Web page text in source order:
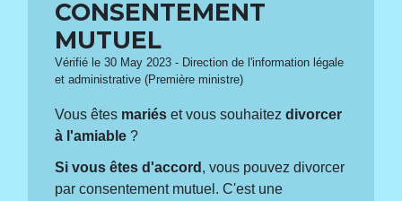
CONSENTEMENT
MUTUEL
Vérifié le 30 May 2023 - Direction de l'information légale
et administrative (Première ministre)
Vous êtes mariés et vous souhaitezdivorcer
à l'amiable ?
Si vous êtes d'accord , vous pouvez divorcer
par consentement mutuel. C'est une